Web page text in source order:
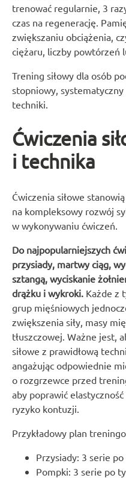
trenować regularnie, 3
czas na regenerację.
zwiększaniu obciążenia,
ciężaru, liczby powtórzeń
Trening siłowy dla osób
stopniowy,
techniki.
Ćwiczenia
i technika
Ćwiczenia siłowe
na kompleksowy rozwój
w wykonywaniu ćwiczeń.
Do najpopularniejszych
przysiady, martwy ciąg,
sztangą, wyciskanie
drążku i wykroki. Każde z
grup mięśniowych
zwiększenia siły, masy
tłuszczowej. Ważne jest,
siłowe z prawidłową
angażując odpowiednie
o rozgrzewce przed
aby poprawić
ryzyko kontuzji.
Przykładowy plan
Przysiady: 3 serie
Pompki: 3 serie po